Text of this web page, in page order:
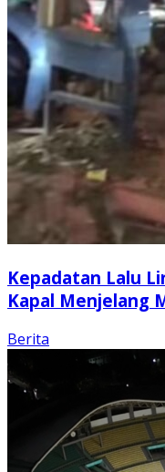
Kepadatan Lalu
Kapal Menjelang
Berita